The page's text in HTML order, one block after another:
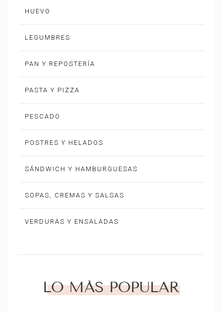
HUEVO
LEGUMBRES
PAN Y REPOSTERÍA
PASTA Y PIZZA
PESCADO
POSTRES Y HELADOS
SÁNDWICH Y HAMBURGUESAS
SOPAS, CREMAS Y SALSAS
VERDURAS Y ENSALADAS
LO MÁS POPULAR